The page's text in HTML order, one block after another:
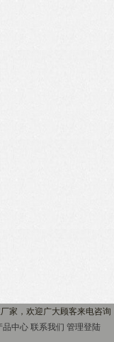
家，欢迎广大顾客来电咨询
品中心 联系我们 管理登陆